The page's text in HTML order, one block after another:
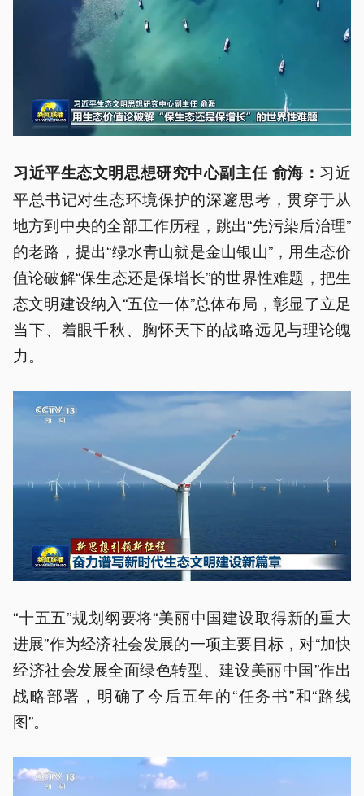
习近平生态文明思想研究中心副主任 俞海： 习近
平总书记对生态环境保护的深邃思考，贯穿于从
地方到中央的全部工作历程，跳出“先污染后治理”
的老路，提出“绿水青山就是金山银山”，用生态价
值论破解“保生态还是保增长”的世界性难题，把生
态文明建设纳入“五位一体”总体布局，彰显了立足
当下、着眼千秋、胸怀天下的战略远见与理论魄
力。
“十五五”规划纲要将“美丽中国建设取得新的重大
进展”作为经济社会发展的一项主要目标，对“加快
经济社会发展全面绿色转型、建设美丽中国”作出
战略部署，明确了今后五年的“任务书”和“路线
图”。